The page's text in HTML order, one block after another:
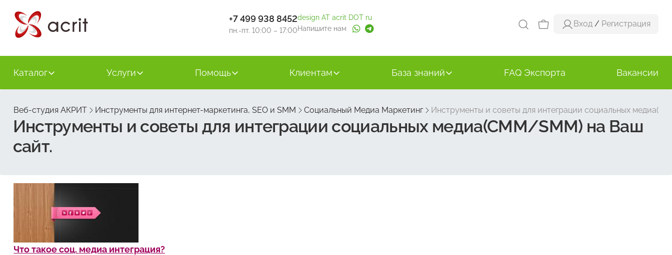
+7 499 938 8452
пн.-пт. 10:00 – 17:00
design AT acrit DOT ru
Напишите нам
Вход / Регистрация
Каталог Услуги Помощь Клиентам База знаний FAQ Экспорта Вакансии
Веб-студия АКРИТ Инструменты для интернет-маркетинга, SEO и SMM Социальный Медиа Маркетинг Инструменты и советы для интеграции социальных
Инструменты и советы для интеграции социальных медиа(СММ/SMM) на Ваш
сайт.
Что такое соц. медиа интеграция?